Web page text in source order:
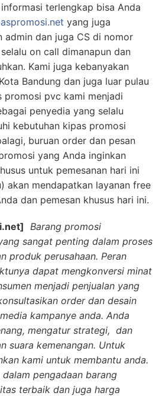
terlengkap bisa Anda
yang juga
admin dan juga CS di nomor
on call dimanapun dan
Kami juga kebanyakan
Bandung dan juga luar pulau
promosi pvc kami menjadi
penyedia yang selalu
kebutuhan kipas promosi
buruan order dan pesan
yang Anda inginkan
untuk pemesanan hari ini
akan mendapatkan layanan free
dan pemesan khusus hari ini.
Barang promosi
sangat penting dalam proses
produk perusahaan. Peran
dapat mengkonversi minat
menjadi penjualan yang
order dan desain
kampanye anda. Anda
mengatur strategi, dan
suara kemenangan. Untuk
kami untuk membantu anda.
pengadaan barang
terbaik dan juga harga